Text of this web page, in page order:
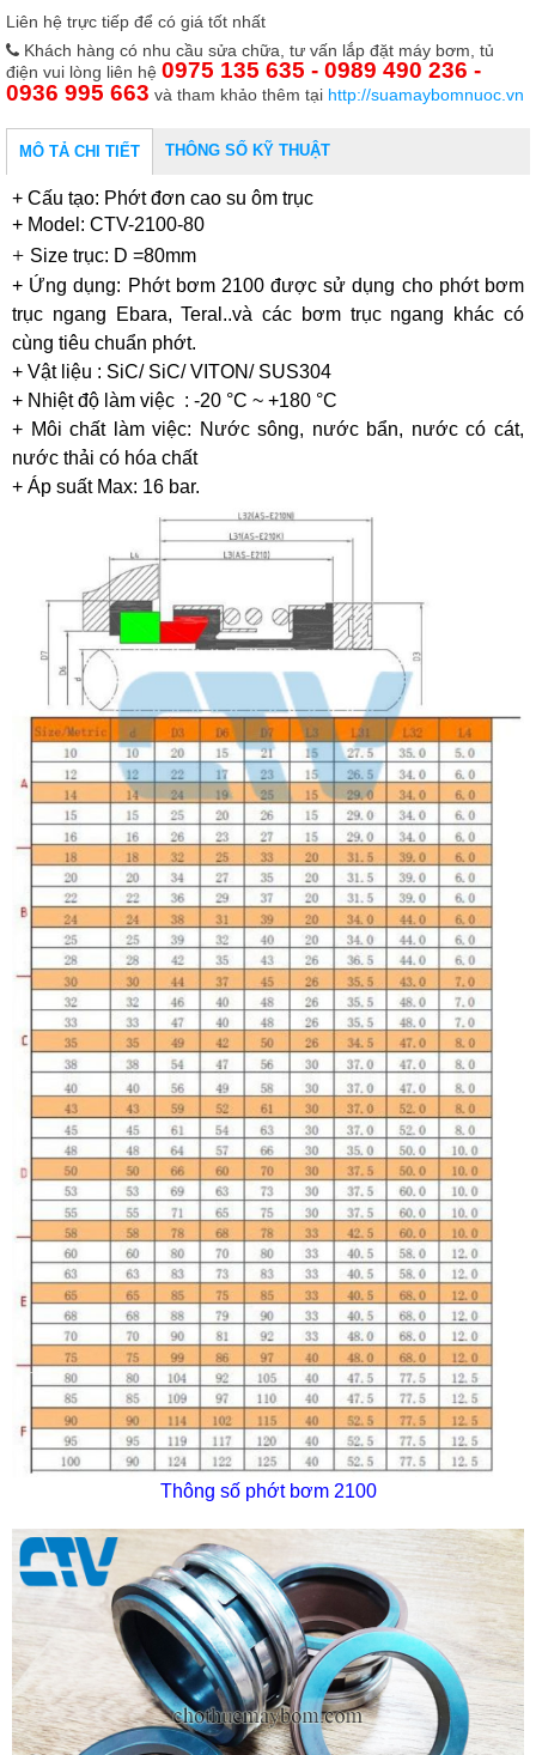
Liên hệ trực tiếp để có giá tốt nhất
Khách hàng có nhu cầu sửa chữa, tư vấn lắp đặt máy bơm, tủ
điện vui lòng liên hệ 0975 135 635 - 0989 490 236 -
0936 995 663 và tham khảo thêm tại http://suamaybomnuoc.vn
MÔ TẢ CHI TIẾT THÔNG SỐ KỸ THUẬT
+ Cấu tạo: Phớt đơn cao su ôm trục
+ Model: CTV-2100-80
+ Size trục: D =80mm
+ Ứng dụng: Phớt bơm 2100 được sử dụng cho phớt bơm
trục ngang Ebara, Teral..và các bơm trục ngang khác có
cùng tiêu chuẩn phớt.
+ Vật liệu : SiC/ SiC/ VITON/ SUS304
+ Nhiệt độ làm việc : -20 °C ~ +180 °C
+ Môi chất làm việc: Nước sông, nước bẩn, nước có cát,
nước thải có hóa chất
+ Áp suất Max: 16 bar.
Thông số phớt bơm 2100